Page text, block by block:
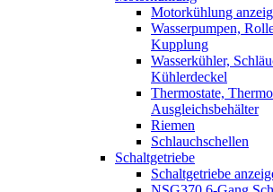
Motorkühlung
Wasserpumpen,
Kupplung
Wasserkühler,
Kühlerdeckel
Thermostate,
Ausgleichsbehälter
Riemen
Schlauchschellen
Schaltgetriebe
Schaltgetriebe